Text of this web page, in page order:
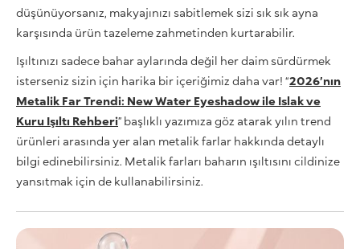
düşünüyorsanız, makyajınızı sabitlemek sizi sık sık ayna
karşısında ürün tazeleme zahmetinden kurtarabilir.
Işıltınızı sadece bahar aylarında değil her daim sürdürmek
isterseniz sizin için harika bir içeriğimiz daha var! “2026’nın
Metalik Far Trendi: New Water Eyeshadow ile Islak ve
Kuru Işıltı Rehberi” başlıklı yazımıza göz atarak yılın trend
ürünleri arasında yer alan metalik farlar hakkında detaylı
bilgi edinebilirsiniz. Metalik farları baharın ışıltısını cildinize
yansıtmak için de kullanabilirsiniz.